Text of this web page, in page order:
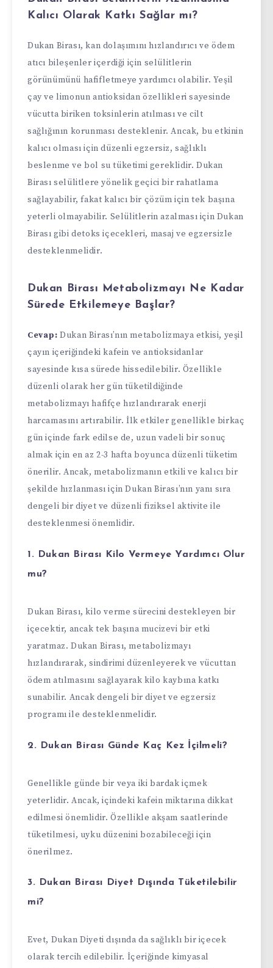
Kalıcı Olarak Katkı Sağlar mı?
Dukan Birası, kan dolaşımını hızlandırıcı ve ödem
atıcı bileşenler içerdiği için selülitlerin
görünümünü hafifletmeye yardımcı olabilir. Yeşil
çay ve limonun antioksidan özellikleri sayesinde
vücutta biriken toksinlerin atılması ve cilt
sağlığının korunması desteklenir. Ancak, bu etkinin
kalıcı olması için düzenli egzersiz, sağlıklı
beslenme ve bol su tüketimi gereklidir. Dukan
Birası selülitlere yönelik geçici bir rahatlama
sağlayabilir, fakat kalıcı bir çözüm için tek başına
yeterli olmayabilir. Selülitlerin azalması için Dukan
Birası gibi detoks içecekleri, masaj ve egzersizle
desteklenmelidir.
Dukan Birası Metabolizmayı Ne Kadar
Sürede Etkilemeye Başlar?
Cevap: Dukan Birası’nın metabolizmaya etkisi, yeşil
çayın içeriğindeki kafein ve antioksidanlar
sayesinde kısa sürede hissedilebilir. Özellikle
düzenli olarak her gün tüketildiğinde
metabolizmayı hafifçe hızlandırarak enerji
harcamasını artırabilir. İlk etkiler genellikle birkaç
gün içinde fark edilse de, uzun vadeli bir sonuç
almak için en az 2-3 hafta boyunca düzenli tüketim
önerilir. Ancak, metabolizmanın etkili ve kalıcı bir
şekilde hızlanması için Dukan Birası’nın yanı sıra
dengeli bir diyet ve düzenli fiziksel aktivite ile
desteklenmesi önemlidir.
1. Dukan Birası Kilo Vermeye Yardımcı Olur
mu?
Dukan Birası, kilo verme sürecini destekleyen bir
içecektir, ancak tek başına mucizevi bir etki
yaratmaz. Dukan Birası, metabolizmayı
hızlandırarak, sindirimi düzenleyerek ve vücuttan
ödem atılmasını sağlayarak kilo kaybına katkı
sunabilir. Ancak dengeli bir diyet ve egzersiz
programı ile desteklenmelidir.
2. Dukan Birası Günde Kaç Kez İçilmeli?
Genellikle günde bir veya iki bardak içmek
yeterlidir. Ancak, içindeki kafein miktarına dikkat
edilmesi önemlidir. Özellikle akşam saatlerinde
tüketilmesi, uyku düzenini bozabileceği için
önerilmez.
3. Dukan Birası Diyet Dışında Tüketilebilir
mi?
Evet, Dukan Diyeti dışında da sağlıklı bir içecek
olarak tercih edilebilir. İçeriğinde kimyasal